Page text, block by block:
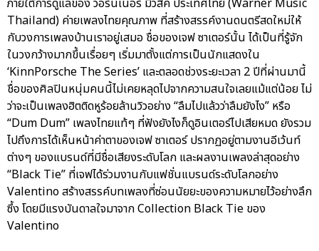
ภายใต้การดูแลของ วอร์นเนอร์ มิวสิค ประเทศไทย (Warner Music
Thailand) ค่ายเพลงไทยคุณภาพ ที่สร้างสรรค์งานดนตรีสดใหม่ให้
กับวงการเพลงบ้านเราอยู่เสมอ ชื่อของเจฟ ซาเตอร์นั้น ได้เป็นที่รู้จัก
ในวงกว้างมากขึ้นเรื่อยๆ เริ่มมาตั้งแต่การเป็นนักแสดงใน
‘KinnPorsche The Series’ และตลอดช่วงระยะเวลา 2 ปีที่ผ่านมานี้
ชื่อของศิลปินหนุ่มคนนี้ไม่เคยหลุดไปจากความสนใจเลยแม้แต่น้อย ไม่
ว่าจะเป็นเพลงฮิตติดหูร้อยล้านวิวอย่าง “ลืมไปแล้วว่าลืมยังไง” หรือ
“Dum Dum” เพลงไทยแท้ๆ ที่ฟังยังไงก็ดูอินเตอร์ไปเสียหมด ยังรวม
ไปถึงการได้เห็นหน้าค่าตาของเจฟ ซาเตอร์ ปรากฏอยู่ตามงานอีเว้นท์
ต่างๆ ของแบรนด์ที่มีชื่อเสียงระดับโลก และผลงานเพลงล่าสุดอย่าง
“Black Tie” ที่เจฟได้ร่วมงานกับแฟชั่นแบรนด์ระดับโลกอย่าง
Valentino สร้างสรรค์บทเพลงที่ซ่อนนัยยะของความหมายไว้อย่างลึก
ซึ้ง โดยมีแรงบันดาลใจมาจาก Collection Black Tie ของ
Valentino